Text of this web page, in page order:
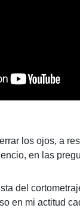
los ojos, a
en las
del
en mi actitud